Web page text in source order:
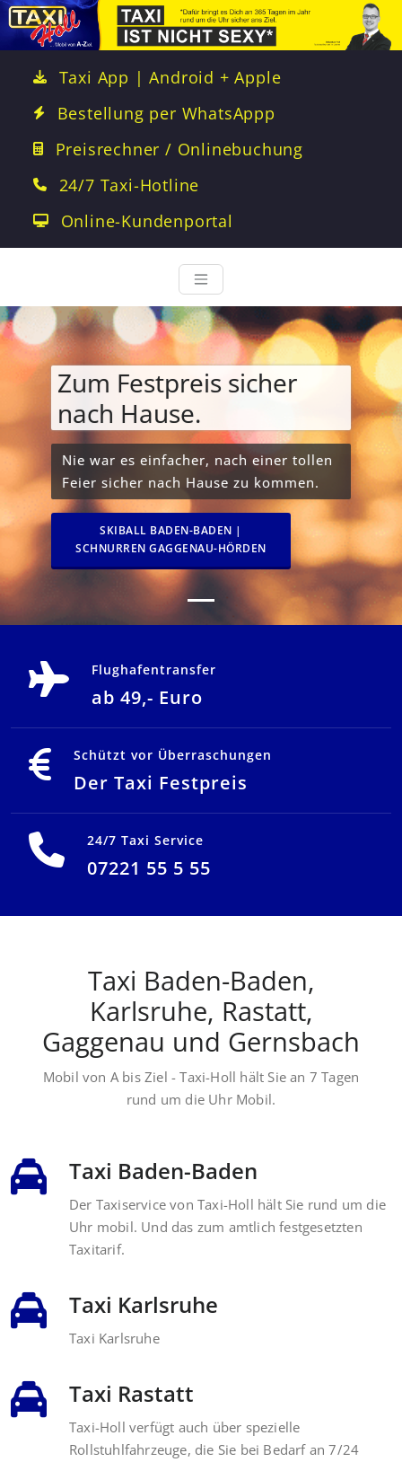
Taxi App | Android + Apple
Bestellung per WhatsAppp
Preisrechner / Onlinebuchung
24/7 Taxi-Hotline
Online-Kundenportal
Zum Festpreis sicher
nach Hause.
Nie war es einfacher, nach einer tollen
Feier sicher nach Hause zu kommen.
SKIBALL BADEN-BADEN |
SCHNURREN GAGGENAU-HÖRDEN
Flughafentransfer
ab 49,- Euro
Schützt vor Überraschungen
Der Taxi Festpreis
24/7 Taxi Service
07221 55 5 55
Taxi Baden-Baden,
Karlsruhe, Rastatt,
Gaggenau und Gernsbach
Mobil von A bis Ziel - Taxi-Holl hält Sie an 7 Tagen
rund um die Uhr Mobil.
Taxi Baden-Baden
Der Taxiservice von Taxi-Holl hält Sie rund um die
Uhr mobil. Und das zum amtlich festgesetzten
Taxitarif.
Taxi Karlsruhe
Taxi Karlsruhe
Taxi Rastatt
Taxi-Holl verfügt auch über spezielle
Rollstuhlfahrzeuge, die Sie bei Bedarf an 7/24